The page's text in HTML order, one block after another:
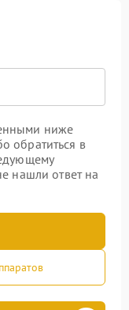
ниже
обратиться в
нашли ответ на